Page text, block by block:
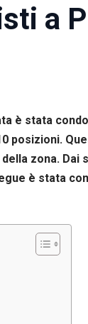
a
è stata
posizioni.
zona.
è stata